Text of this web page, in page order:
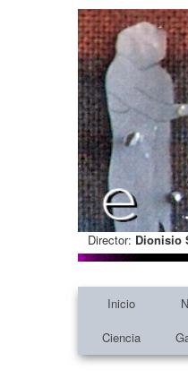
Director: Dionisio
Inicio
Ciencia